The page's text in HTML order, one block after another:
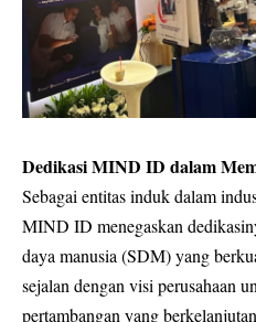
Dedikasi MIND ID dalam
Sebagai entitas induk dalam
MIND ID menegaskan
daya manusia (SDM) yang
sejalan dengan visi perusahaan
pertambangan yang